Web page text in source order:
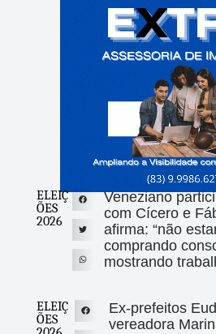
ELEIÇ
ÕES
2026
Veneziano
com Cícero e
afirma: “não
comprando
mostrando
ELEIÇ
ÕES
Ex-prefeitos
vereadora